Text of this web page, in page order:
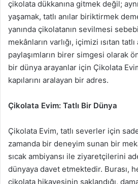
çikolata dükkanına gitmek değil;
yaşamak, tatlı anılar biriktirmek
yanında çikolatanın sevilmesi
mekânların varlığı, içimizi ısıtan tatlı
paylaşımların birer simgesi olarak
bir dünya arayanlar için Çikolata
kapılarını aralayan bir adres.
Çikolata Evim: Tatlı Bir Dünya
Çikolata Evim, tatlı severler için
zamanda bir deneyim sunan bir
sıcak ambiyansı ile ziyaretçilerini
dünyaya davet etmektedir. Burası,
çikolata hikayesinin saklandığı,